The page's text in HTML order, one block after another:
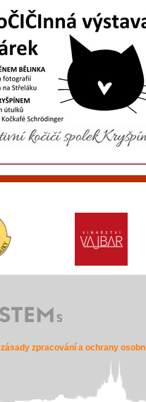
zásady zpracování a ochrany